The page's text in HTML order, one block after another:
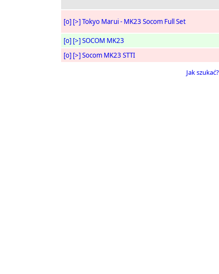
[o] [>]Tokyo Marui - MK23 Socom Full Set
[o] [>]SOCOM MK23
[o] [>]Socom MK23 STTI
Jak szukać?